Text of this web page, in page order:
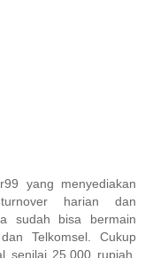
yang menyediakan
harian dan
sudah bisa bermain
Telkomsel. Cukup
senilai 25.000 rupiah,